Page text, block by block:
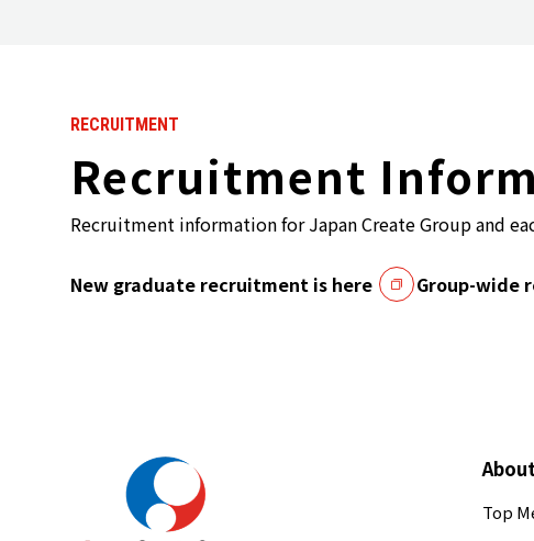
RECRUITMENT
Recruitment
Recruitment information for Japan Create Group and
New graduate recruitment is here Group-wide
Top